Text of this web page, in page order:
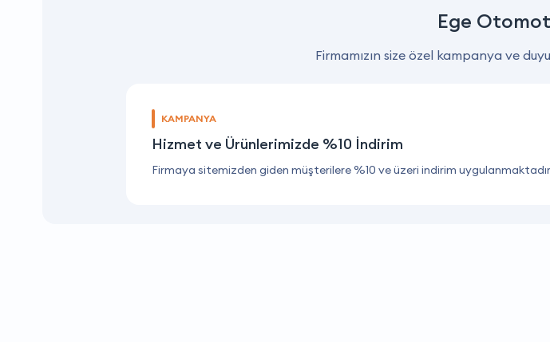
Ege
Firmamızın size özel kampanya ve
KAMPANYA
Hizmet ve Ürünlerimizde %10 İndirim
Firmaya sitemizden giden müşterilere %10 ve üzeri indirim